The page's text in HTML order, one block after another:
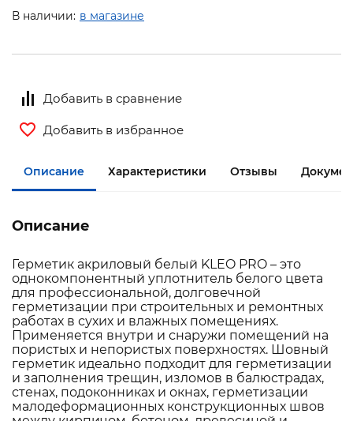
В наличии: в магазине
Добавить в сравнение
Добавить в избранное
Описание Характеристики Отзывы
Описание
Герметик акриловый белый KLEO PRO – это
однокомпонентный уплотнитель белого цвета
для профессиональной, долговечной
герметизации при строительных и ремонтных
работах в сухих и влажных помещениях.
Применяется внутри и снаружи помещений на
пористых и непористых поверхностях. Шовный
герметик идеально подходит для герметизации
и заполнения трещин, изломов в балюстрадах,
стенах, подоконниках и окнах, герметизации
малодеформационных конструкционных швов